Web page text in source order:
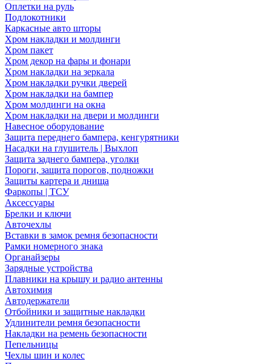
Оплетки на руль
Подлокотники
Каркасные авто шторы
Хром накладки и молдинги
Хром пакет
Хром декор на фары и фонари
Хром накладки на зеркала
Хром накладки ручки дверей
Хром накладки на бампер
Хром молдинги на окна
Хром накладки на двери и молдинги
Навесное оборудование
Защита переднего бампера, кенгурятники
Насадки на глушитель | Выхлоп
Защита заднего бампера, уголки
Пороги, защита порогов, подножки
Защиты картера и днища
Фаркопы | ТСУ
Аксессуары
Брелки и ключи
Авточехлы
Вставки в замок ремня безопасности
Рамки номерного знака
Органайзеры
Зарядные устройства
Плавники на крышу и радио антенны
Автохимия
Автодержатели
Отбойники и защитные накладки
Удлинители ремня безопасности
Накладки на ремень безопасности
Пепельницы
Чехлы шин и колес